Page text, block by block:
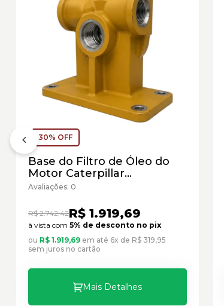
30% OFF
Base do Filtro de Óleo do
Motor Caterpillar
Cód:2756631 - Seminovo
Avaliações: 0
R$ 2.742,42R$ 1.919,69
à vista com 5% de desconto no pix
ou R$ 1.919,69 em até 6x de R$ 319,95
sem juros no cartão
Mais Detalhes